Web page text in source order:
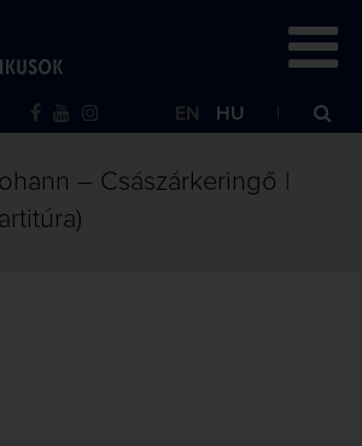
EN HU
– Császárkeringő |